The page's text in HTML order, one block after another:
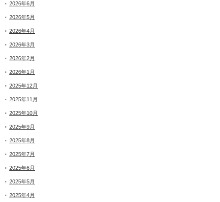
2026年6月
2026年5月
2026年4月
2026年3月
2026年2月
2026年1月
2025年12月
2025年11月
2025年10月
2025年9月
2025年8月
2025年7月
2025年6月
2025年5月
2025年4月